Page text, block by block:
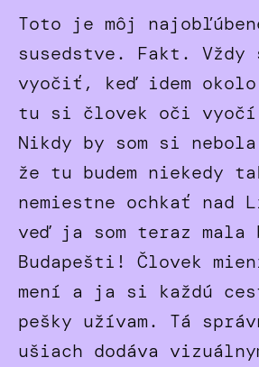
Toto je môj
susedstve. Fakt.
vyočiť, keď idem
tu si človek oči vyočí
Nikdy by som si
že tu budem niekedy
nemiestne ochkať nad
veď ja som teraz mala
Budapešti! Človek
mení a ja si každú
pešky užívam. Tá
ušiach dodáva